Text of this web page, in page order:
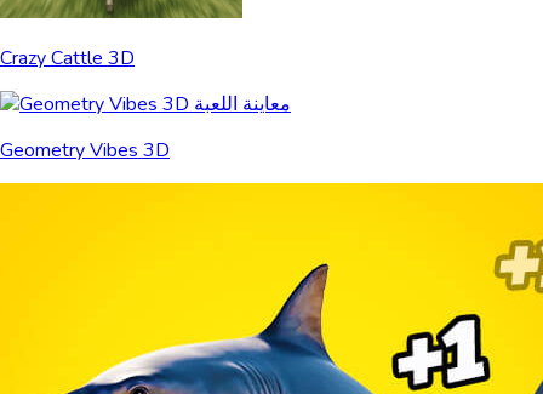
Crazy Cattle 3D
Geometry Vibes 3D